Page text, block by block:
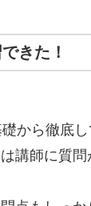
きた！
から徹底し
講師に質問